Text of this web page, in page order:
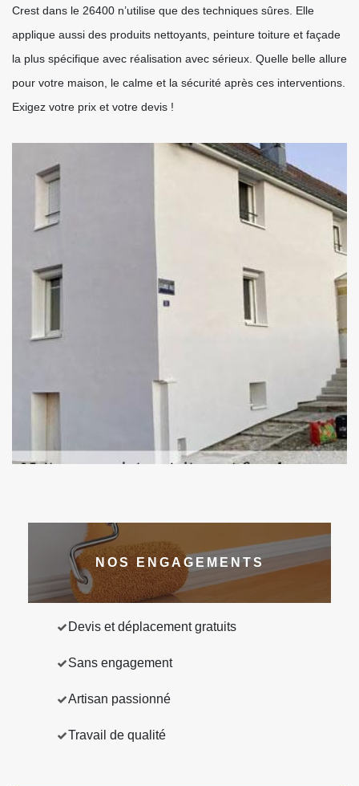
Crest dans le 26400 n’utilise que des techniques sûres. Elle
applique aussi des produits nettoyants, peinture toiture et façade
la plus spécifique avec réalisation avec sérieux. Quelle belle allure
pour votre maison, le calme et la sécurité après ces interventions.
Exigez votre prix et votre devis !
NOS ENGAGEMENTS
Devis et déplacement gratuits
Sans engagement
Artisan passionné
Travail de qualité